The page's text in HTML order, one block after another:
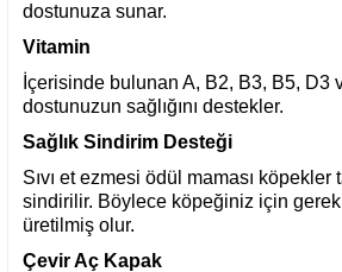
dostunuza sunar.
Vitamin
İçerisinde bulunan A, B2, B3, B5, D3
dostunuzun sağlığını destekler.
Sağlık Sindirim Desteği
Sıvı et ezmesi ödül maması köpekler
sindirilir. Böylece köpeğiniz için
üretilmiş olur.
Çevir Aç Kapak